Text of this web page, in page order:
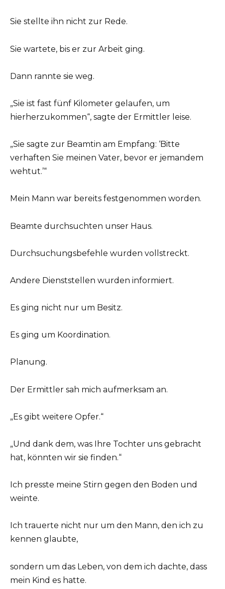
Sie stellte ihn nicht zur Rede.
Sie wartete, bis er zur Arbeit ging.
Dann rannte sie weg.
„Sie ist fast fünf Kilometer gelaufen, um
hierherzukommen“, sagte der Ermittler leise.
„Sie sagte zur Beamtin am Empfang: ‘Bitte
verhaften Sie meinen Vater, bevor er jemandem
wehtut.’“
Mein Mann war bereits festgenommen worden.
Beamte durchsuchten unser Haus.
Durchsuchungsbefehle wurden vollstreckt.
Andere Dienststellen wurden informiert.
Es ging nicht nur um Besitz.
Es ging um Koordination.
Planung.
Der Ermittler sah mich aufmerksam an.
„Es gibt weitere Opfer.“
„Und dank dem, was Ihre Tochter uns gebracht
hat, könnten wir sie finden.“
Ich presste meine Stirn gegen den Boden und
weinte.
Ich trauerte nicht nur um den Mann, den ich zu
kennen glaubte,
sondern um das Leben, von dem ich dachte, dass
mein Kind es hatte.